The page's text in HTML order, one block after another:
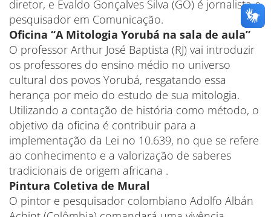
diretor, e Evaldo Gonçalves Silva (GO) é jornalista e
pesquisador em Comunicação.
Oficina “A Mitologia Yorubá na sala de aula”
O professor Arthur José Baptista (RJ) vai introduzir
os professores do ensino médio no universo
cultural dos povos Yorubá, resgatando essa
herança por meio do estudo de sua mitologia.
Utilizando a contação de história como método, o
objetivo da oficina é contribuir para a
implementação da Lei no 10.639, no que se refere
ao conhecimento e a valorização de saberes
tradicionais de origem africana .
Pintura Coletiva de Mural
O pintor e pesquisador colombiano Adolfo Albán